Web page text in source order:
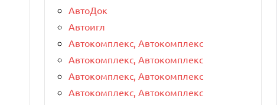
АвтоДок
Автоигл
Автокомплекс, Автокомплекс
Автокомплекс, Автокомплекс
Автокомплекс, Автокомплекс
Автокомплекс, Автокомплекс